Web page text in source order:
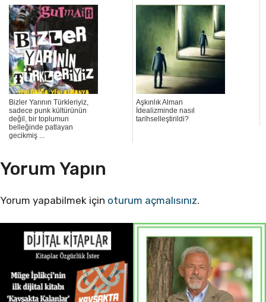
Bizler Yarının Türkleriyiz,
sadece punk kültürünün
değil, bir toplumun
belleğinde patlayan
gecikmiş ...
Aşkınlık Alman
İdealizminde nasıl
tarihselleştirildi?
Yorum Yapın
Yorum yapabilmek için oturum açmalısınız.